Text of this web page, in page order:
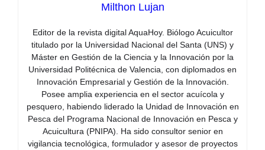
Milthon Lujan
Editor de la revista digital AquaHoy. Biólogo Acuicultor
titulado por la Universidad Nacional del Santa (UNS) y
Máster en Gestión de la Ciencia y la Innovación por la
Universidad Politécnica de Valencia, con diplomados en
Innovación Empresarial y Gestión de la Innovación.
Posee amplia experiencia en el sector acuícola y
pesquero, habiendo liderado la Unidad de Innovación en
Pesca del Programa Nacional de Innovación en Pesca y
Acuicultura (PNIPA). Ha sido consultor senior en
vigilancia tecnológica, formulador y asesor de proyectos